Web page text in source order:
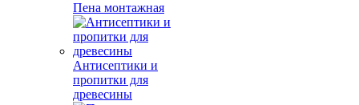
Пена монтажная
Антисептики и
пропитки для
древесины